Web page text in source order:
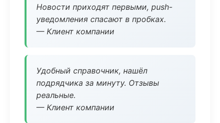
Новости приходят первыми, push-
уведомления спасают в пробках.
— Клиент компании
Удобный справочник, нашёл
подрядчика за минуту. Отзывы
реальные.
— Клиент компании